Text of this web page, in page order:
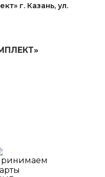
г. Казань, ул.